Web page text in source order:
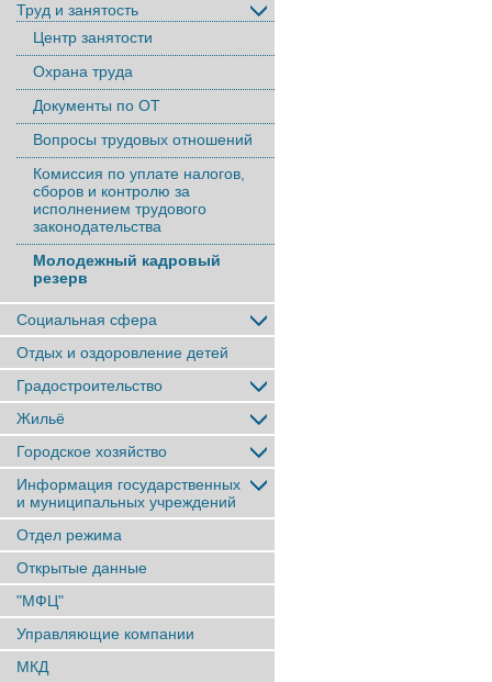
Труд и занятость
Центр занятости
Охрана труда
Документы по ОТ
Вопросы трудовых отношений
Комиссия по уплате налогов,
сборов и контролю за
исполнением трудового
законодательства
Молодежный кадровый
резерв
Социальная сфера
Отдых и оздоровление детей
Градостроительство
Жильё
Городское хозяйство
Информация государственных
и муниципальных учреждений
Отдел режима
Открытые данные
"МФЦ"
Управляющие компании
МКД